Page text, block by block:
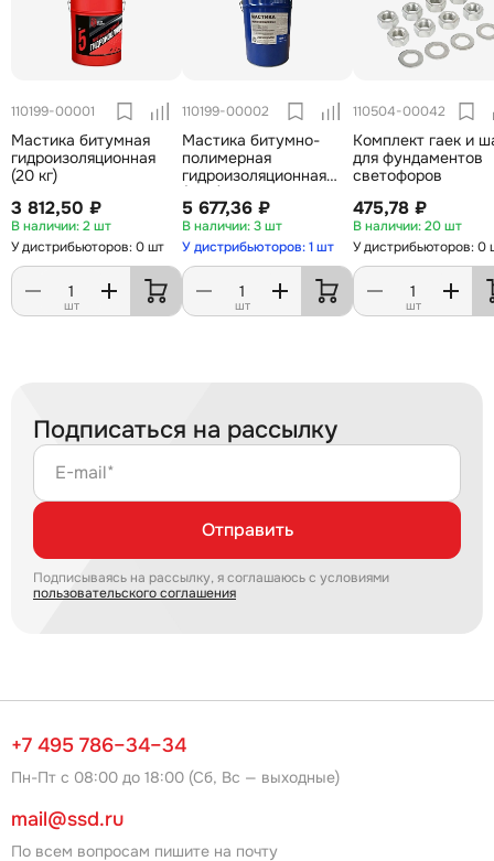
110199-00001
Мастика битумная
гидроизоляционная
(20 кг)
3 812,50 ₽
2 шт
У дистрибьюторов: 0 шт
шт
110199-00002
Мастика битумно-
полимерная
гидроизоляционная
(20 л)
5 677,36 ₽
3 шт
У дистрибьюторов: 1 шт
шт
110504-00042
Комплект гаек и
для фундаментов
светофоров
475,78 ₽
20 шт
У дистрибьюторов: 0
шт
Подписаться на рассылку
E-mail*
Отправить
Подписываясь на рассылку, я соглашаюсь с условиями
пользовательского соглашения
+7 495 786–34–34
Пн-Пт с 08:00 до 18:00 (Сб, Вс — выходные)
mail@ssd.ru
По всем вопросам пишите на почту